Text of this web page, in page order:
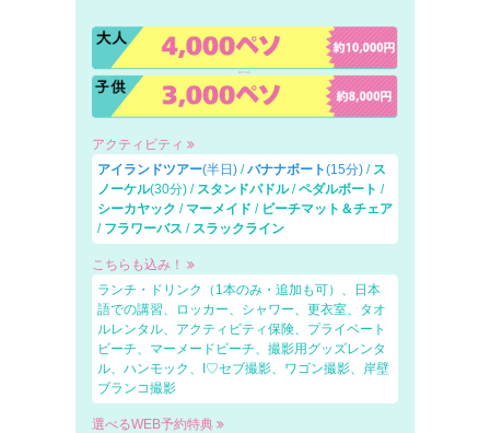
アクティビティ
アイランドツアー(半日) /バナナボート(15分) / ス
ノーケル(30分) / スタンドパドル/ペダルボート /
シーカヤック / マーメイド / ビーチマット＆チェア
/ フラワーバス / スラックライン
こちらも込み！
ランチ・ドリンク（1本のみ・追加も可）、日本
語での講習、ロッカー、シャワー、更衣室、タオ
ルレンタル、アクティビティ保険、プライベート
ビーチ、マーメードビーチ、撮影用グッズレンタ
ル、ハンモック、I♡セブ撮影、ワゴン撮影、岸壁
ブランコ撮影
選べるWEB予約特典